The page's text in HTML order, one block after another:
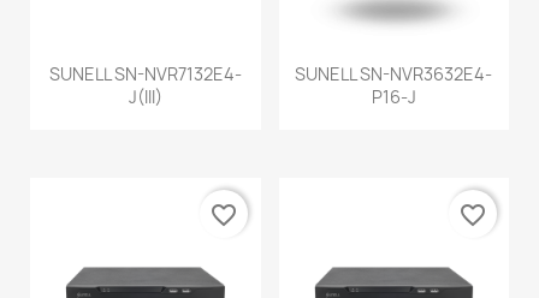
SUNELL SN-NVR7132E4-
J(III)
SUNELL SN-NVR3632E4-
P16-J
favorite_border favorite_border